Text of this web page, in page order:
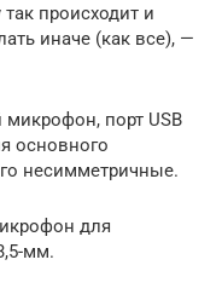
происходит и
иначе (как все), —
порт USB
основного
несимметричные.
для
мм.